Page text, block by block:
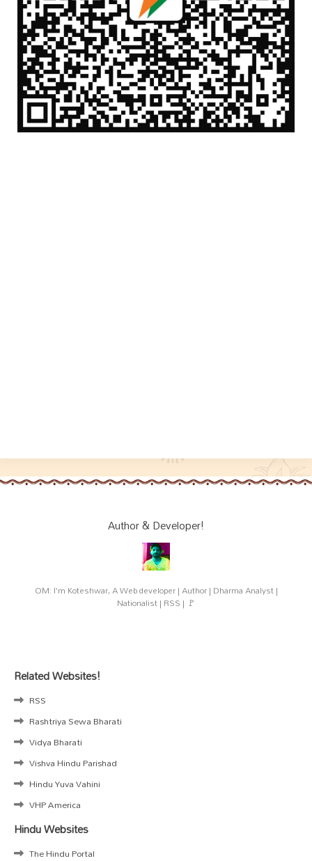
Author & Developer!
OM: I'm Koteshwar, A Web developer | Author | Dharma Analyst |
Nationalist | RSS | 🚩
Related Websites!
RSS
Rashtriya Sewa Bharati
Vidya Bharati
Vishva Hindu Parishad
Hindu Yuva Vahini
VHP America
Hindu Websites
The Hindu Portal